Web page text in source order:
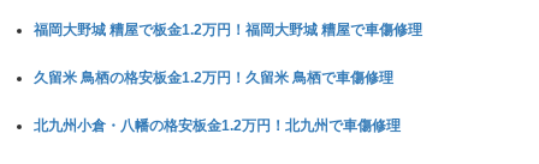
福岡大野城 糟屋で板金1.2万円！福岡大野城 糟屋で車傷修理
久留米 鳥栖の格安板金1.2万円！久留米 鳥栖で車傷修理
北九州小倉・八幡の格安板金1.2万円！北九州で車傷修理